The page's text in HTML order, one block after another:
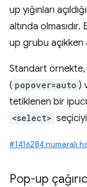
up yığınları
altında
up grubu açıkken
Standart
( popover=auto )
tetiklenen bir
<select>
#1416284 numaralı
Pop-up